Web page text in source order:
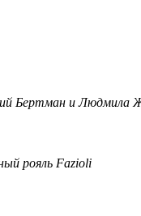
Бертман и Людмила
рояль Fazioli